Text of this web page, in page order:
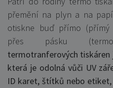
přemění na plyn a na
otiskne buď přímo
přes pásku
termotranferových tiskáren
která je odolná vůči UV
ID karet, štítků nebo